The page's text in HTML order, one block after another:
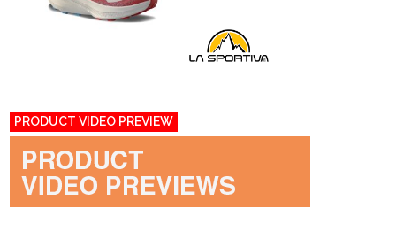
PRODUCT VIDEO PREVIEW